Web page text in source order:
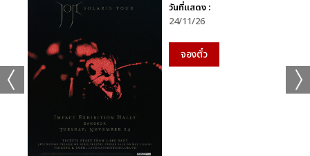
วันที่แสดง :
24/11/26
จองตั๋ว